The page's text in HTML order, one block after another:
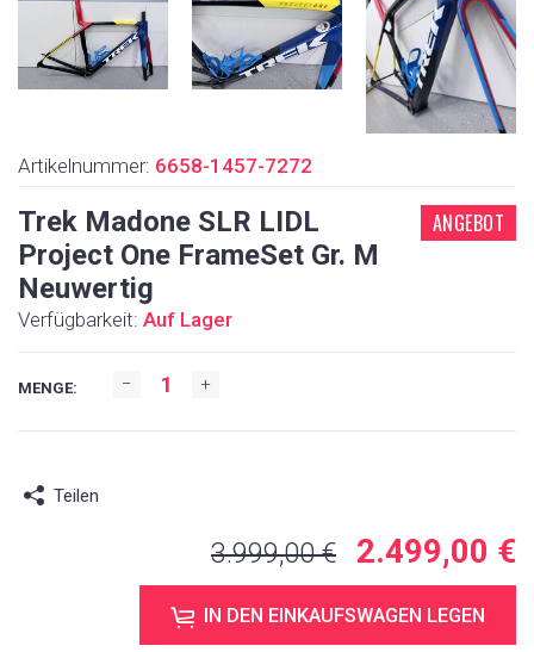
Artikelnummer: 6658-1457-7272
Trek Madone SLR LIDL
Project One FrameSet Gr. M
Neuwertig
ANGEBOT
Verfügbarkeit: Auf Lager
MENGE:
Teilen
3.999,00 € 2.499,00 €
IN DEN EINKAUFSWAGEN LEGEN